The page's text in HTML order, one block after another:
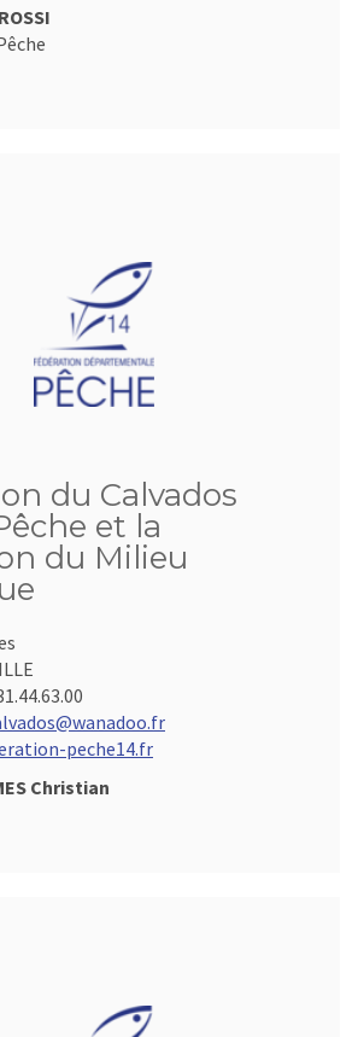
du Calvados
et la
du Milieu
peche14.fr
Christian